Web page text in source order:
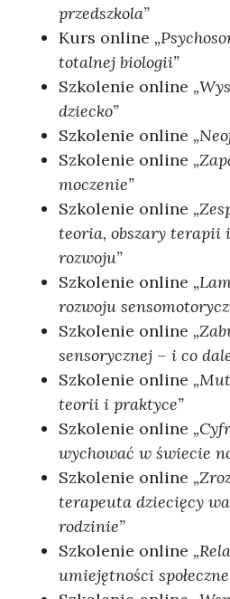
przedszkola”
Kurs online
totalnej biologii”
Szkolenie online
dziecko”
Szkolenie online
Szkolenie online
moczenie”
Szkolenie online
teoria, obszary terapii
rozwoju”
Szkolenie online
rozwoju
Szkolenie online
sensorycznej – i co
Szkolenie online
teorii i praktyce”
Szkolenie online
wychować w świecie
Szkolenie online
terapeuta dziecięcy
rodzinie”
Szkolenie online
umiejętności